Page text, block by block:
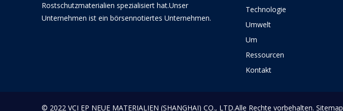
Rostschutzmaterialien spezialisiert hat.Unser
Unternehmen ist ein börsennotiertes Unternehmen.
Technologie
Umwelt
Um
Ressourcen
Kontakt
© 2022 VCI EP NEUE MATERIALIEN (SHANGHAI) CO., LTD.Alle Rechte vorbehalten. Sitemap